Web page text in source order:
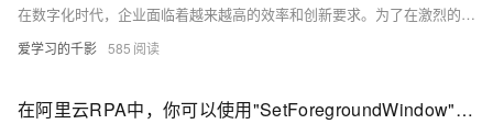
在数字化时代，企业面临着越来越高的效率和创新要求。为了在激烈的市场竞争中脱颖而出，企业需要不断优化业务流程，提高工作效率，并寻求创新的解决方案。阿里云 RPA（机器人流程自动化）的出现，正为企业带来了前所未有的机遇。
爱学习的千影 585
在阿里云RPA中，你可以使用"SetForegroundWindow"函数来将SAP控件置顶